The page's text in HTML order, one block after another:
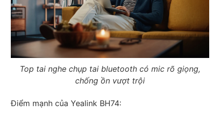
Top tai nghe chụp tai bluetooth có mic rõ giọng,
chống ồn vượt trội
Điểm mạnh của Yealink BH74: